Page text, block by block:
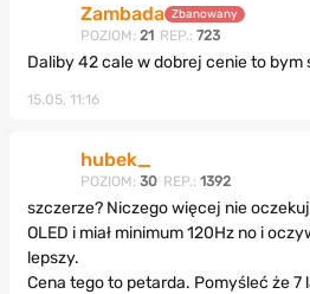
Zambada Zbanowany
POZIOM: 21 REP.: 723
Daliby 42 cale w dobrej cenie to bym
15.05, 11:16
hubek_
POZIOM: 30 REP.: 1392
szczerze? Niczego więcej nie
OLED i miał minimum 120Hz no i
lepszy.
Cena tego to petarda. Pomyśleć że 7